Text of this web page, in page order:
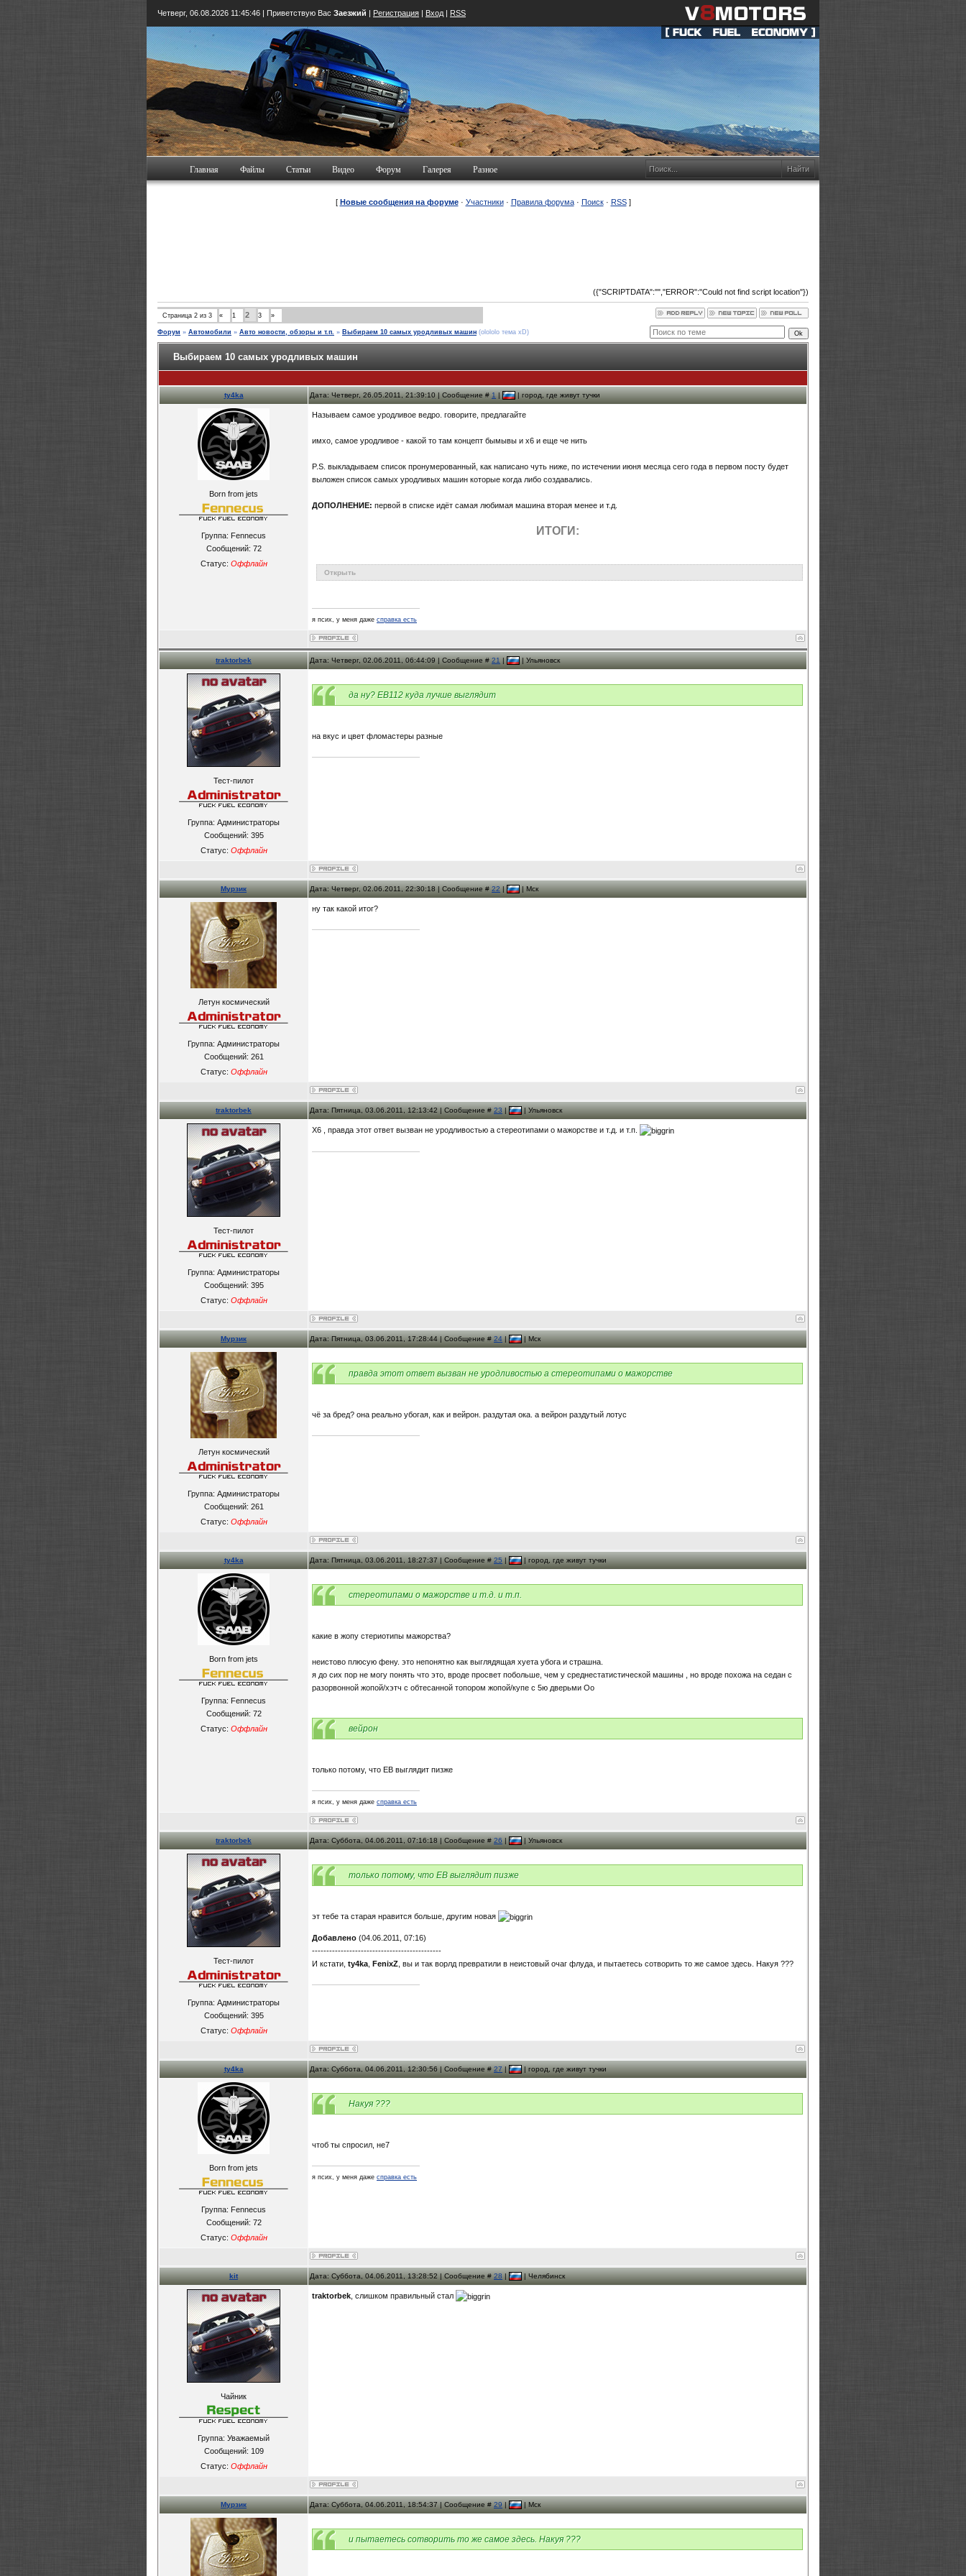
Четверг, 06.08.2026 11:45:48 | Приветствую Вас Заезжий | Регистрация | Вход | RSS
Главная Файлы Статьи Видео Форум Галерея Разное
[ Новые сообщения на форуме· Участники· Правила форума· Поиск· RSS]
({"SCRIPTDATA":"","ERROR":"Could not find script location"})
Страница 2 из 3 « 1 2 3 »
Форум » Автомобили » Авто новости, обзоры и т.п. » Выбираем 10 самых уродливых машин (olololо тема xD)
Выбираем 10 самых уродливых машин
ty4ka Дата: Четверг, 26.05.2011, 21:39:10 | Сообщение #1| | город, где живут тучки
Born from jets
Группа: Fennecus
Сообщений: 72
Статус: Оффлайн
Называем самое уродливое ведро. говорите, предлагайте
имхо, самое уродливое - какой то там концепт бымывы и х6 и еще че нить
P.S. выкладываем список пронумерованный, как написано чуть ниже, по истечении июня месяца сего года в первом посту будет
выложен список самых уродливых машин которые когда либо создавались.
ДОПОЛНЕНИЕ: первой в списке идёт самая любимая машина вторая менее и т.д.
ИТОГИ:
Открыть
я псих, у меня даже справка есть
traktorbek Дата: Четверг, 02.06.2011, 06:44:09 | Сообщение #21| | Ульяновск
Тест-пилот
Группа: Администраторы
Сообщений: 395
Статус: Оффлайн
да ну? ЕВ112 куда лучше выглядит
на вкус и цвет фломастеры разные
Мурзик Дата: Четверг, 02.06.2011, 22:30:18 | Сообщение #22| | Мск
Летун космический
Группа: Администраторы
Сообщений: 261
Статус: Оффлайн
ну так какой итог?
traktorbek Дата: Пятница, 03.06.2011, 12:13:42 | Сообщение #23| | Ульяновск
Тест-пилот
Группа: Администраторы
Сообщений: 395
Статус: Оффлайн
Х6 , правда этот ответ вызван не уродливостью а стереотипами о мажорстве и т.д. и т.п.
Мурзик Дата: Пятница, 03.06.2011, 17:28:44 | Сообщение #24| | Мск
Летун космический
Группа: Администраторы
Сообщений: 261
Статус: Оффлайн
правда этот ответ вызван не уродливостью а стереотипами о мажорстве
чё за бред? она реально убогая, как и вейрон. раздутая ока. а вейрон раздутый лотус
ty4ka Дата: Пятница, 03.06.2011, 18:27:37 | Сообщение #25| | город, где живут тучки
Born from jets
Группа: Fennecus
Сообщений: 72
Статус: Оффлайн
стереотипами о мажорстве и т.д. и т.п.
какие в жопу стериотипы мажорства?
неистово плюсую фену. это непонятно как выглядящая хуета убога и страшна.
я до сих пор не могу понять что это, вроде просвет побольше, чем у среднестатистической машины , но вроде похожа на седан с
разорвонной жопой/хэтч с обтесанной топором жопой/купе с 5ю дверьми Оо
вейрон
только потому, что ЕВ выглядит пизже
я псих, у меня даже справка есть
traktorbek Дата: Суббота, 04.06.2011, 07:16:18 | Сообщение #26| | Ульяновск
Тест-пилот
Группа: Администраторы
Сообщений: 395
Статус: Оффлайн
только потому, что ЕВ выглядит пизже
эт тебе та старая нравится больше, другим новая
Добавлено (04.06.2011, 07:16)
---------------------------------------------
И кстати, ty4ka FenixZ , вы и так ворлд превратили в неистовый очаг флуда, и пытаетесь сотворить то же самое здесь. Накуя ???
ty4ka Дата: Суббота, 04.06.2011, 12:30:56 | Сообщение #27| | город, где живут тучки
Born from jets
Группа: Fennecus
Сообщений: 72
Статус: Оффлайн
Накуя ???
чтоб ты спросил, не7
я псих, у меня даже справка есть
kit Дата: Суббота, 04.06.2011, 13:28:52 | Сообщение #28| | Челябинск
Чайник
Группа: Уважаемый
Сообщений: 109
Статус: Оффлайн
traktorbek , слишком правильный стал
Мурзик Дата: Суббота, 04.06.2011, 18:54:37 | Сообщение #29| | Мск
и пытаетесь сотворить то же самое здесь. Накуя ???